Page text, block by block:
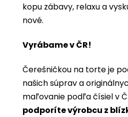
kopu zábavy, relaxu a
nové.
Vyrábame v ČR!
Čerešničkou na torte je
našich súprav a
maľovanie podľa čísiel v
podporíte výrobcu z